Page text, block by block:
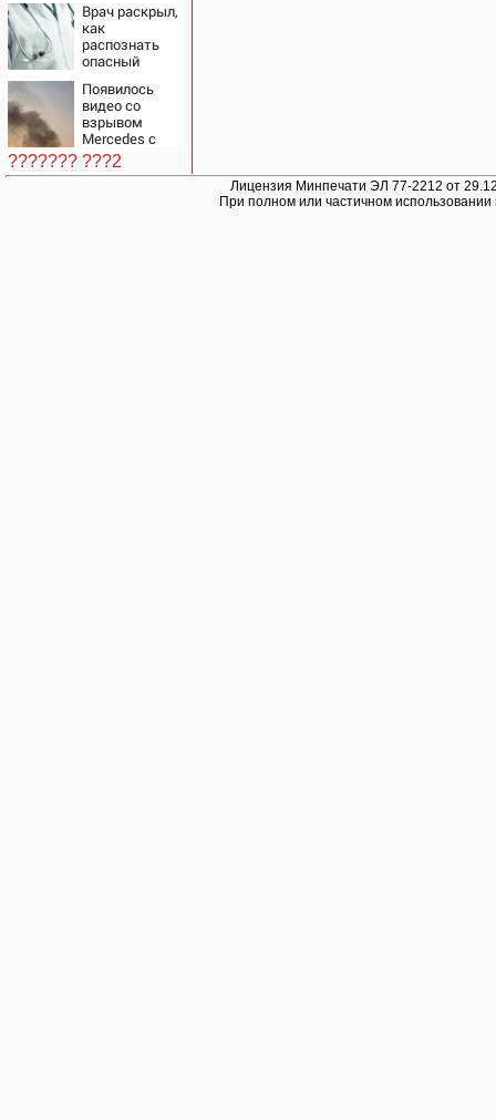
застолья
Врач раскрыл,
как
распознать
опасный
Появилось
видео со
взрывом
Mercedes с
гендиректором
«Уралдронзавода»
??????? ???2
Лицензия Минпечати ЭЛ 77-2212 от
При полном или частичном